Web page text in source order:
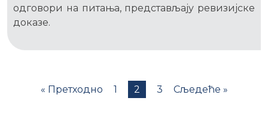
одговори на питања, представљају ревизијске
доказе.
« Претходно 1 2 3 Сљедеће »